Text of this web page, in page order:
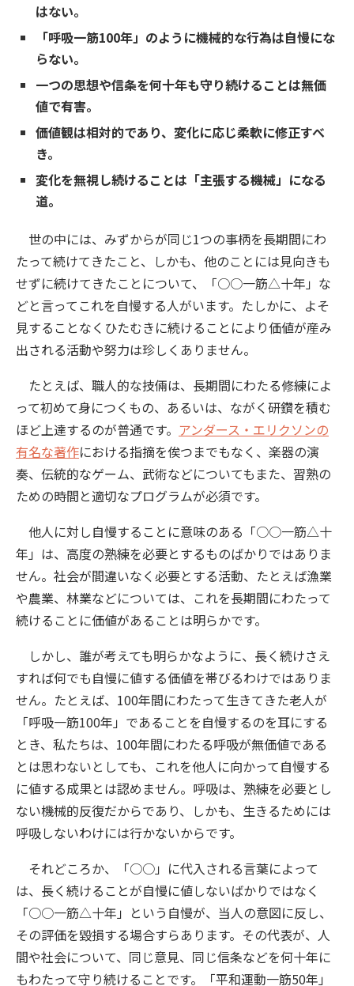
はない。
「呼吸一筋100年」のように機械的な行為は自慢にな
らない。
一つの思想や信条を何十年も守り続けることは無価
値で有害。
価値観は相対的であり、変化に応じ柔軟に修正すべ
き。
変化を無視し続けることは「主張する機械」になる
道。
世の中には、みずからが同じ1つの事柄を長期間にわ
たって続けてきたこと、しかも、他のことには見向きも
せずに続けてきたことについて、「○○一筋△十年」な
どと言ってこれを自慢する人がいます。たしかに、よそ
見することなくひたむきに続けることにより価値が産み
出される活動や努力は珍しくありません。
たとえば、職人的な技倆は、長期間にわたる修練によ
って初めて身につくもの、あるいは、ながく研鑽を積む
ほど上達するのが普通です。 アンダース・エリクソンの
有名な著作における指摘を俟つまでもなく、楽器の演
奏、伝統的なゲーム、武術などについてもまた、習熟の
ための時間と適切なプログラムが必須です。
他人に対し自慢することに意味のある「○○一筋△十
年」は、高度の熟練を必要とするものばかりではありま
せん。社会が間違いなく必要とする活動、たとえば漁業
や農業、林業などについては、これを長期間にわたって
続けることに価値があることは明らかです。
しかし、誰が考えても明らかなように、長く続けさえ
すれば何でも自慢に値する価値を帯びるわけではありま
せん。たとえば、100年間にわたって生きてきた老人が
「呼吸一筋100年」であることを自慢するのを耳にする
とき、私たちは、100年間にわたる呼吸が無価値である
とは思わないとしても、これを他人に向かって自慢する
に値する成果とは認めません。呼吸は、熟練を必要とし
ない機械的反復だからであり、しかも、生きるためには
呼吸しないわけには行かないからです。
それどころか、「○○」に代入される言葉によって
は、長く続けることが自慢に値しないばかりではなく
「○○一筋△十年」という自慢が、当人の意図に反し、
その評価を毀損する場合すらあります。その代表が、人
間や社会について、同じ意見、同じ信条などを何十年に
もわたって守り続けることです。「平和運動一筋50年」